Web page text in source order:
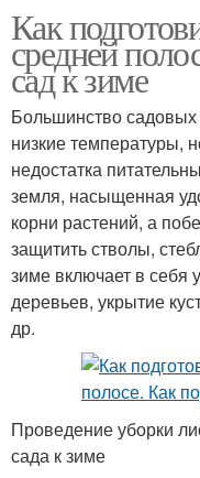
Как
средней
сад к зиме
Большинство
низкие температуры,
недостатка
земля, насыщенная
корни растений, а
защитить стволы,
зиме включает в себя
деревьев, укрытие
др.
Проведение уборки
сада к зиме